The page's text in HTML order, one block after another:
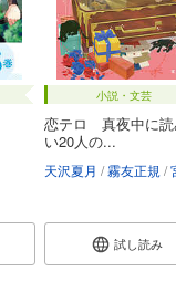
小説・文芸
恋テロ 真夜中に読
い20人の...
天沢夏月 霧友正規 宮
試し読み